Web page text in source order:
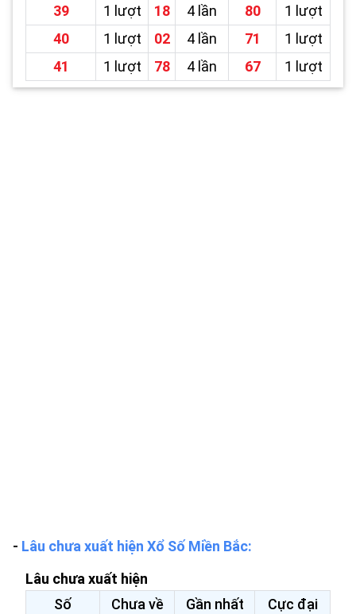
39 1 lượt 18 4 lần 80
1 lượt
40
1 lượt 02 4 lần 71
1 lượt
41
1 lượt 78 4 lần 67 1 lượt
- Lâu chưa xuất hiện Xổ Số Miền Bắc:
Lâu chưa xuất hiện
Số
Chưa về Gần nhất
Cực đại